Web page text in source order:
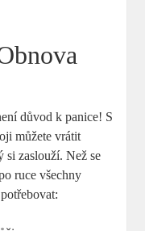
důvod k panice! S
můžete vrátit
si zaslouží. Než se
ruce všechny